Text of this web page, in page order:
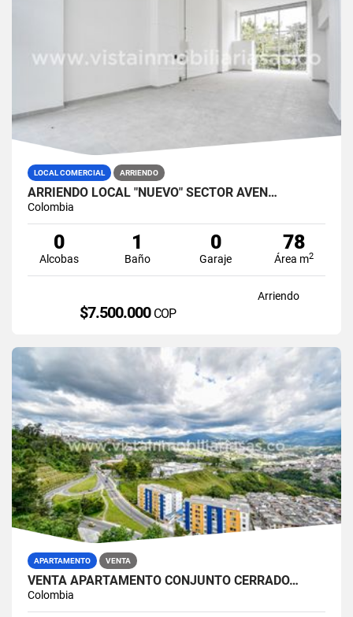
LOCAL COMERCIAL ARRIENDO
ARRIENDO LOCAL "NUEVO" SECTOR AVEN…
Colombia
0
Alcobas
1
Baño
0
Garaje
78
Área m2
Arriendo
$7.500.000 COP
APARTAMENTO VENTA
VENTA APARTAMENTO CONJUNTO CERRADO…
Colombia